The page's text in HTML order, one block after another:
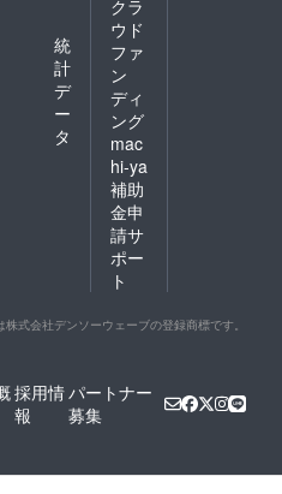
統
計
デ
ー
タ
クラ
ウド
ファ
ン
ディ
ング
mac
hi-ya
補助
金申
請サ
ポー
ト
株式会社デンソーウェーブの登録商標です。
採用情
報
パートナー
募集